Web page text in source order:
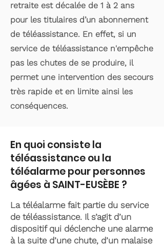
retraite est décalée de 1 à 2 ans
pour les titulaires d’un abonnement
de téléassistance. En effet, si un
service de téléassistance n'empêche
pas les chutes de se produire, il
permet une intervention des secours
très rapide et en limite ainsi les
conséquences.
En quoi consiste la
téléassistance ou la
téléalarme pour personnes
âgées à SAINT-EUSÈBE ?
La téléalarme fait partie du service
de téléassistance. Il s’agit d’un
dispositif qui déclenche une alarme
à la suite d’une chute, d’un malaise